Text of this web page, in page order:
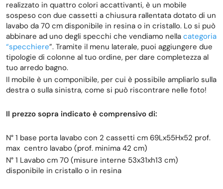
realizzato in quattro colori accattivanti, è un mobile
sospeso con due cassetti a chiusura rallentata dotato di un
lavabo da 70 cm disponibile in resina o in cristallo. Lo si può
abbinare ad uno degli specchi che vendiamo nella categoria
“specchiere”. Tramite il menu laterale, puoi aggiungere due
tipologie di colonne al tuo ordine, per dare completezza al
tuo arredo bagno.
Il mobile è un componibile, per cui è possibile ampliarlo sulla
destra o sulla sinistra, come si può riscontrare nelle foto!
Il prezzo sopra indicato è comprensivo di:
N° 1 base porta lavabo con 2 cassetti cm 69Lx55Hx52 prof.
max centro lavabo (prof. minima 42 cm)
N° 1 Lavabo cm 70 (misure interne 53x31xh13 cm)
disponibile in cristallo o in resina